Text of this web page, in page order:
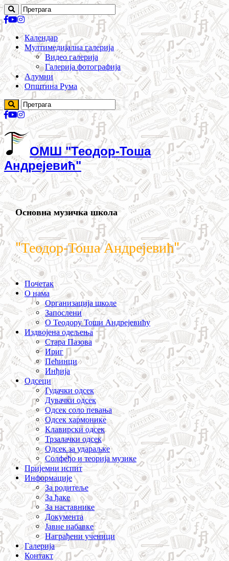
Календар
Мултимедијална галерија
Видео галерија
Галерија фотографија
Алумни
Општина Рума
ОМШ "Теодор-Тоша
Андрејевић"
Основна музичка школа
"Теодор-Тоша Андрејевић"
Почетак
О нама
Организација школе
Запослени
О Теодору Тоши Андрејевићу
Издвојена одељења
Стара Пазова
Ириг
Пећинци
Инђија
Одсеци
Гудачки одсек
Дувачки одсек
Одсек соло певања
Одсек хармонике
Клавирски одсек
Трзалачки одсек
Одсек за удараљке
Солфеђо и теорија музике
Пријемни испит
Информације
За родитеље
За ђаке
За наставнике
Документа
Јавне набавке
Награђени ученици
Галерија
Контакт